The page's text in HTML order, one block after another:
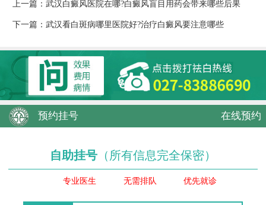
上一篇： 武汉白癜风医院在哪?白癜风盲目用药会带来哪些后果
下一篇： 武汉看白斑病哪里医院好?治疗白癜风要注意哪些
预约挂号 在线预约
自助挂号 （所有信息完全保密）
专业医生 无需排队 优先就诊